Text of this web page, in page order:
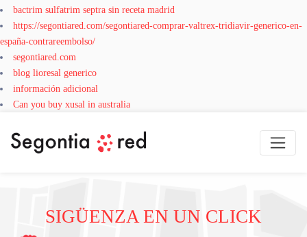
bactrim sulfatrim septra sin receta madrid
https://segontiared.com/segontiared-comprar-valtrex-tridiavir-generico-en-
españa-contrareembolso/
segontiared.com
blog lioresal generico
información adicional
Can you buy xusal in australia
SIGÜENZA EN UN CLICK